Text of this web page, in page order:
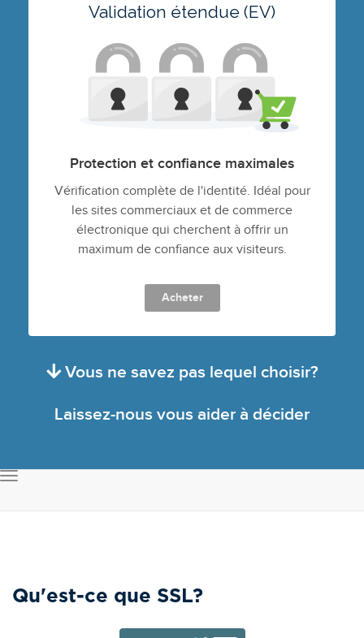
Validation étendue (EV)
Protection et confiance maximales
Vérification complète de l'identité. Idéal pour
les sites commerciaux et de commerce
électronique qui cherchent à offrir un
maximum de confiance aux visiteurs.
Acheter
Vous ne savez pas lequel choisir?
Laissez-nous vous aider à décider
Qu'est-ce que SSL?